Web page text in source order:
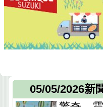
05/05/2026新